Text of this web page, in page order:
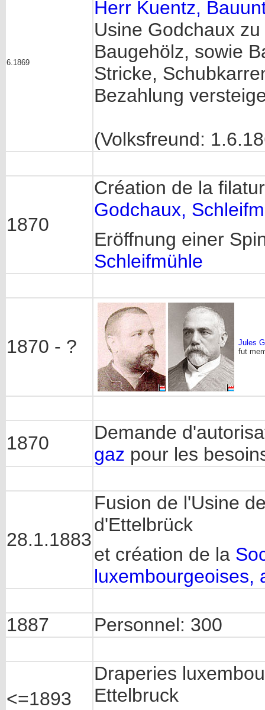
6.1869
Herr Kuentz,
Usine Godchaux
Baugehölz, sowie
Stricke,
Bezahlung
(Volksfreund:
1870
Création de la
Godchaux,
Eröffnung einer
Schleifmühle
1870 - ?
Jules
fut
1870
Demande
gaz pour les
28.1.1883
Fusion de l'Usine
d'Ettelbrück
et création de la
luxembourgeoises,
1887 Personnel: 300
<=1893
Draperies
Ettelbruck